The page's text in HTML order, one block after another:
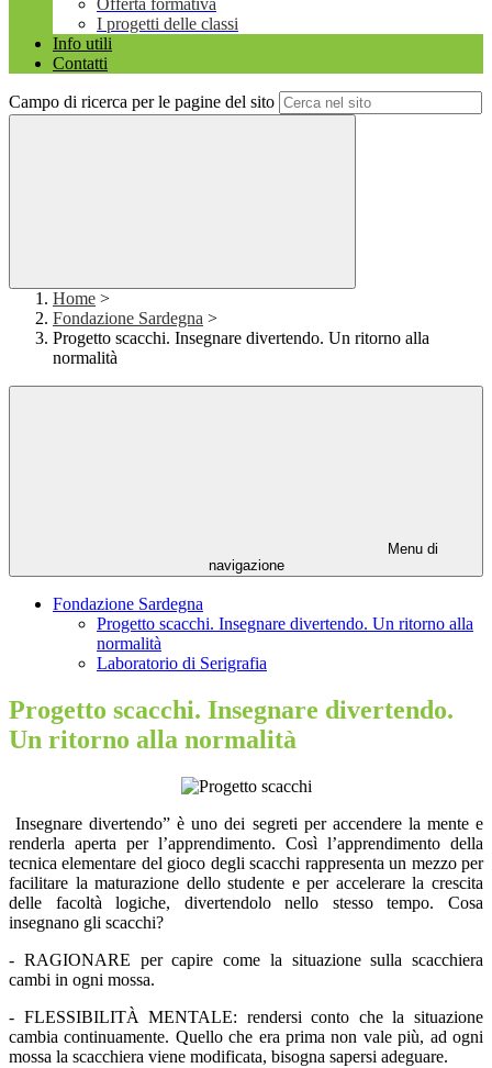
Offerta formativa
I progetti delle classi
Info utili
Contatti
Campo di ricerca per le pagine del sito
Home >
Fondazione Sardegna >
Progetto scacchi. Insegnare divertendo. Un ritorno alla
normalità
Menu di
navigazione
Fondazione Sardegna
Progetto scacchi. Insegnare divertendo. Un ritorno alla
normalità
Laboratorio di Serigrafia
Progetto scacchi. Insegnare divertendo.
Un ritorno alla normalità
Insegnare divertendo” è uno dei segreti per accendere la mente e
renderla aperta per l’apprendimento. Così l’apprendimento della
tecnica elementare del gioco degli scacchi rappresenta un mezzo per
facilitare la maturazione dello studente e per accelerare la crescita
delle facoltà logiche, divertendolo nello stesso tempo. Cosa
insegnano gli scacchi?
- RAGIONARE per capire come la situazione sulla scacchiera
cambi in ogni mossa.
- FLESSIBILITÀ MENTALE: rendersi conto che la situazione
cambia continuamente. Quello che era prima non vale più, ad ogni
mossa la scacchiera viene modificata, bisogna sapersi adeguare.